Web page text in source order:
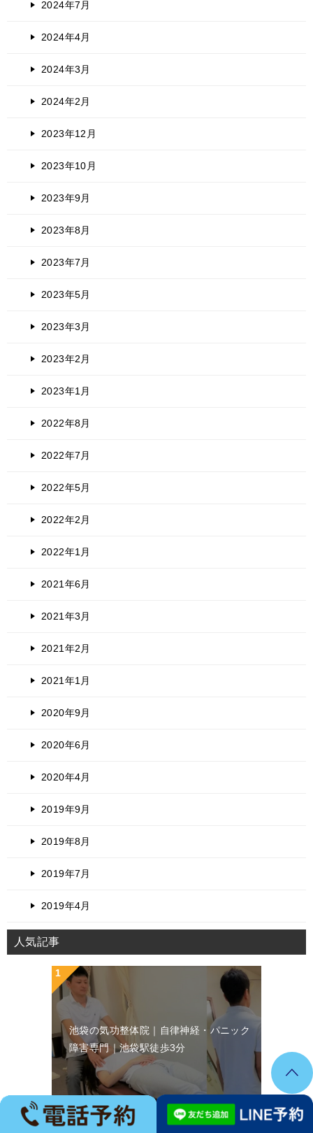
2024年7月
2024年4月
2024年3月
2024年2月
2023年12月
2023年10月
2023年9月
2023年8月
2023年7月
2023年5月
2023年3月
2023年2月
2023年1月
2022年8月
2022年7月
2022年5月
2022年2月
2022年1月
2021年6月
2021年3月
2021年2月
2021年1月
2020年9月
2020年6月
2020年4月
2019年9月
2019年8月
2019年7月
2019年4月
人気記事
池袋の気功整体院｜自律神経・パニック
障害専門｜池袋駅徒歩3分